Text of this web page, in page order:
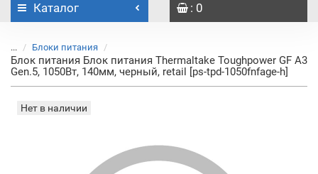
Каталог : 0
... Блоки питания
Блок питания Блок питания Thermaltake Toughpower GF A3
Gen.5, 1050Вт, 140мм, черный, retail [ps-tpd-1050fnfage-h]
Нет в наличии